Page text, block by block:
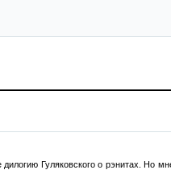
Гуляковского о рэнитах. Но